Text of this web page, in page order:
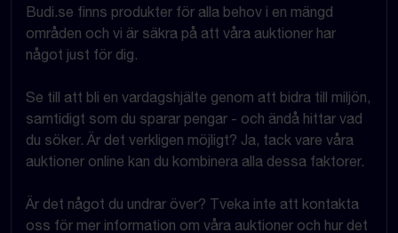
Budi.se finns produkter för alla behov i en mängd
områden och vi är säkra på att våra auktioner har
något just för dig.
Se till att bli en vardagshjälte genom att bidra till miljön,
samtidigt som du sparar pengar - och ändå hittar vad
du söker. Är det verkligen möjligt? Ja, tack vare våra
auktioner online kan du kombinera alla dessa faktorer.
Är det något du undrar över? Tveka inte att kontakta
oss för mer information om våra auktioner och hur det